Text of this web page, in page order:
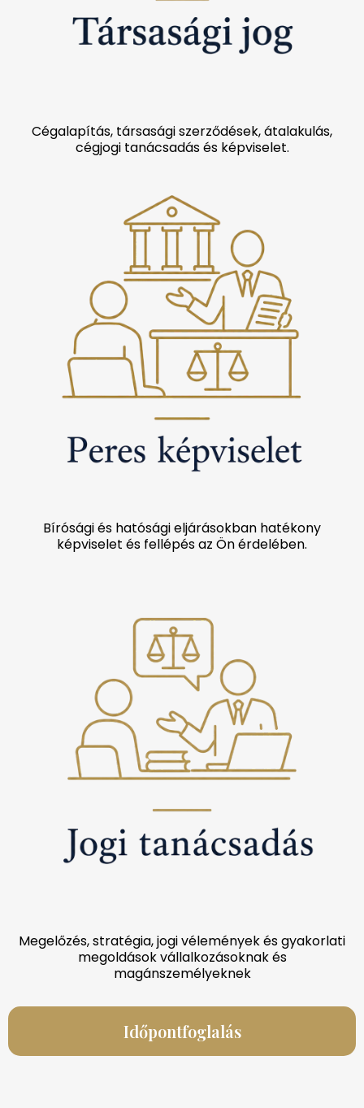
Cégalapítás, társasági szerződések, átalakulás,
cégjogi tanácsadás és képviselet.
Bírósági és hatósági eljárásokban hatékony
képviselet és fellépés az Ön érdelében.
Megelőzés, stratégia, jogi vélemények és gyakorlati
megoldások vállalkozásoknak és
magánszemélyeknek
Időpontfoglalás